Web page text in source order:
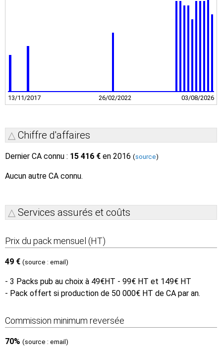
13/11/2017 26/02/2022 03/08/2026
Chiffre d'affaires
Dernier CA connu : 15 416 € en 2016 (source)
Aucun autre CA connu.
Services assurés et coûts
Prix du pack mensuel (HT)
49 € (source : email)
- 3 Packs pub au choix à 49€HT - 99€ HT et 149€ HT
- Pack offert si production de 50 000€ HT de CA par an.
Commission minimum reversée
70% (source : email)